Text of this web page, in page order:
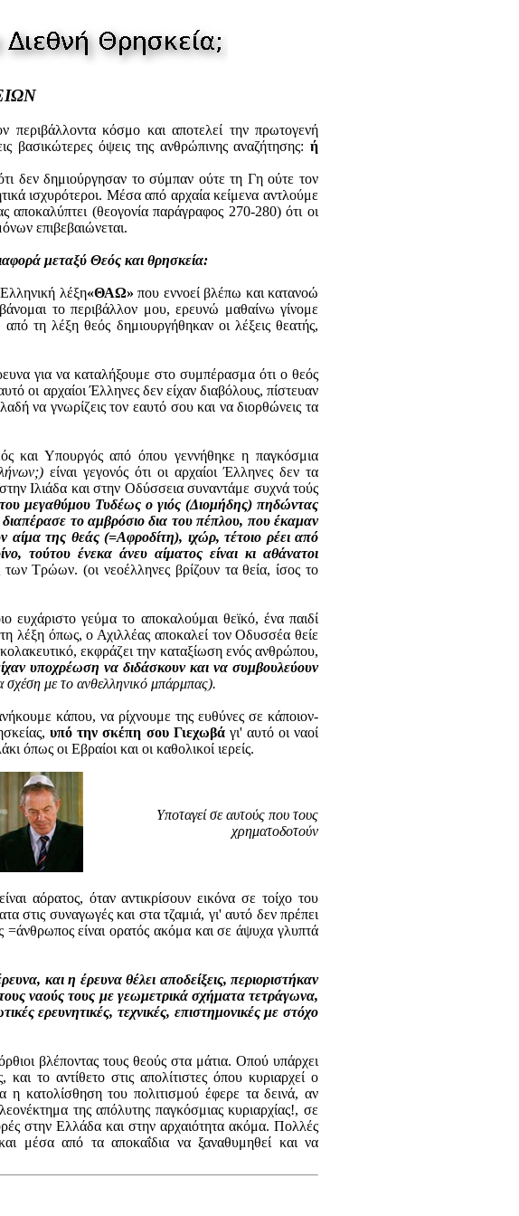
κόσμο και αποτελεί την πρωτογενή
όψεις της ανθρώπινης αναζήτησης: ή
δεν δημιούργησαν το σύμπαν ούτε τη Γη ούτε τον
ισχυρότεροι. Μέσα από αρχαία κείμενα αντλούμε
(θεογονία παράγραφος 270-280) ότι οι
επιβεβαιώνεται.
μεταξύ Θεός και θρησκεία:
λέξη«ΘΑΩ» που εννοεί βλέπω και κατανοώ
το περιβάλλον μου, ερευνώ μαθαίνω γίνομε
τη λέξη θεός δημιουργήθηκαν οι λέξεις θεατής,
για να καταλήξουμε στο συμπέρασμα ότι ο θεός
οι αρχαίοι Έλληνες δεν είχαν διαβόλους, πίστευαν
να γνωρίζεις τον εαυτό σου και να διορθώνεις τα
και Υπουργός από όπου γεννήθηκε η παγκόσμια
είναι γεγονός ότι οι αρχαίοι Έλληνες δεν τα
στην Ιλιάδα και στην Οδύσσεια συναντάμε συχνά τούς
μεγαθύμου Τυδέως ο γιός (Διομήδης) πηδώντας
το αμβρόσιο δια του πέπλου, που έκαμαν
αίμα της θεάς (=Αφροδίτη), ιχώρ, τέτοιο ρέει από
τούτου ένεκα άνευ αίματος είναι κι αθάνατοι
Τρώων. (οι νεοέλληνες βρίζουν τα θεία, ίσος το
ευχάριστο γεύμα το αποκαλούμαι θεϊκό, ένα παιδί
λέξη όπως, ο Αχιλλέας αποκαλεί τον Οδυσσέα θείε
εκφράζει την καταξίωση ενός ανθρώπου,
υποχρέωση να διδάσκουν και να συμβουλεύουν
σχέση με το ανθελληνικό μπάρμπας).
κάπου, να ρίχνουμε της ευθύνες σε κάποιον-
υπό την σκέπη σου Γιεχωβάγι' αυτό οι ναοί
όπως οι Εβραίοι και οι καθολικοί ιερείς.
Υποταγεί σε αυτούς που τους
χρηματοδοτούν
αόρατος, όταν αντικρίσουν εικόνα σε τοίχο του
στις συναγωγές και στα τζαμιά, γι' αυτό δεν πρέπει
είναι ορατός ακόμα και σε άψυχα γλυπτά
και η έρευνα θέλει αποδείξεις, περιοριστήκαν
ναούς τους με γεωμετρικά σχήματα τετράγωνα,
ερευνητικές, τεχνικές, επιστημονικές με στόχο
βλέποντας τους θεούς στα μάτια. Οπού υπάρχει
το αντίθετο στις απολίτιστες όπου κυριαρχεί ο
η κατολίσθηση του πολιτισμού έφερε τα δεινά, αν
της απόλυτης παγκόσμιας κυριαρχίας!, σε
στην Ελλάδα και στην αρχαιότητα ακόμα. Πολλές
μέσα από τα αποκαΐδια να ξαναθυμηθεί και να